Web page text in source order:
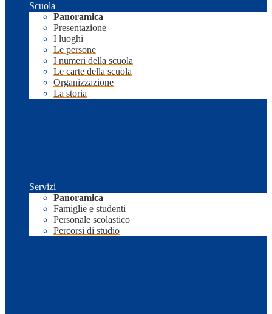
Scuola
Panoramica
Presentazione
I luoghi
Le persone
I numeri della scuola
Le carte della scuola
Organizzazione
La storia
Servizi
Panoramica
Famiglie e studenti
Personale scolastico
Percorsi di studio